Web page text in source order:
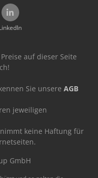
auf dieser Seite
Sie unsere AGB
jeweiligen
keine Haftung für
GmbH